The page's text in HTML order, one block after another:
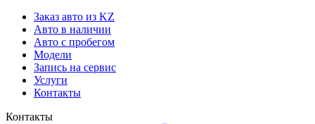
Заказ авто из KZ
Авто в наличии
Авто с пробегом
Модели
Запись на сервис
Услуги
Контакты
Контакты